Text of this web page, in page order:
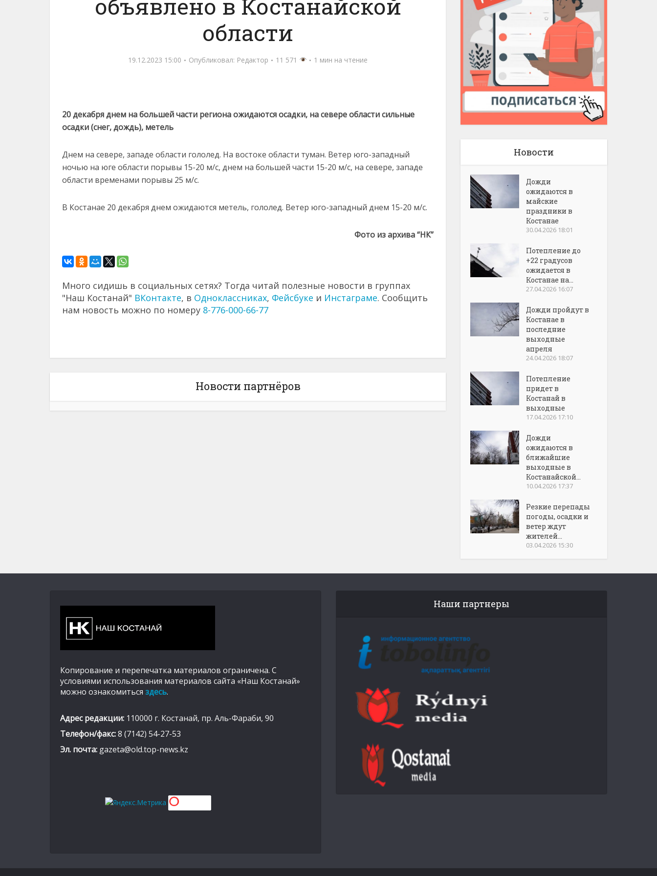
объявлено в Костанайской
области
19.12.2023 15:00 Опубликовал: Редактор 11 571 1 мин на чтение
20 декабря днем на большей части региона ожидаются осадки, на севере области сильные
осадки (снег, дождь), метель
Днем на севере, западе области гололед. На востоке области туман. Ветер юго-западный
ночью на юге области порывы 15-20 м/с, днем на большей части 15-20 м/с, на севере, западе
области временами порывы 25 м/с.
В Костанае 20 декабря днем ожидаются метель, гололед. Ветер юго-западный днем 15-20 м/с.
Фото из архива “НК”
Много сидишь в социальных сетях? Тогда читай полезные новости в группах
"Наш Костанай" ВКонтакте, в Одноклассниках, Фейсбуке и Инстаграме. Сообщить
нам новость можно по номеру 8-776-000-66-77
Новости партнёров
Новости
Дожди
ожидаются в
майские
праздники в
Костанае
30.04.2026 18:01
Потепление до
+22 градусов
ожидается в
Костанае на...
27.04.2026 16:07
Дожди пройдут в
Костанае в
последние
выходные
апреля
24.04.2026 18:07
Потепление
придет в
Костанай в
выходные
17.04.2026 17:10
Дожди
ожидаются в
ближайшие
выходные в
Костанайской...
10.04.2026 17:37
Резкие перепады
погоды, осадки и
ветер ждут
жителей...
03.04.2026 15:30
Копирование и перепечатка материалов ограничена. С
условиями использования материалов сайта «Наш Костанай»
можно ознакомиться здесь.
Адрес редакции: 110000 г. Костанай, пр. Аль-Фараби, 90
Телефон/факс:8 (7142) 54-27-53
Эл. почта: gazeta@old.top-news.kz
Наши партнеры